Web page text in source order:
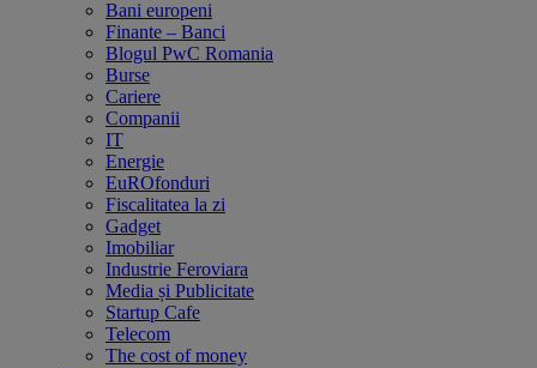
Bani europeni
Finante – Banci
Blogul PwC Romania
Burse
Cariere
Companii
IT
Energie
EuROfonduri
Fiscalitatea la zi
Gadget
Imobiliar
Industrie Feroviara
Media și Publicitate
Startup Cafe
Telecom
The cost of money